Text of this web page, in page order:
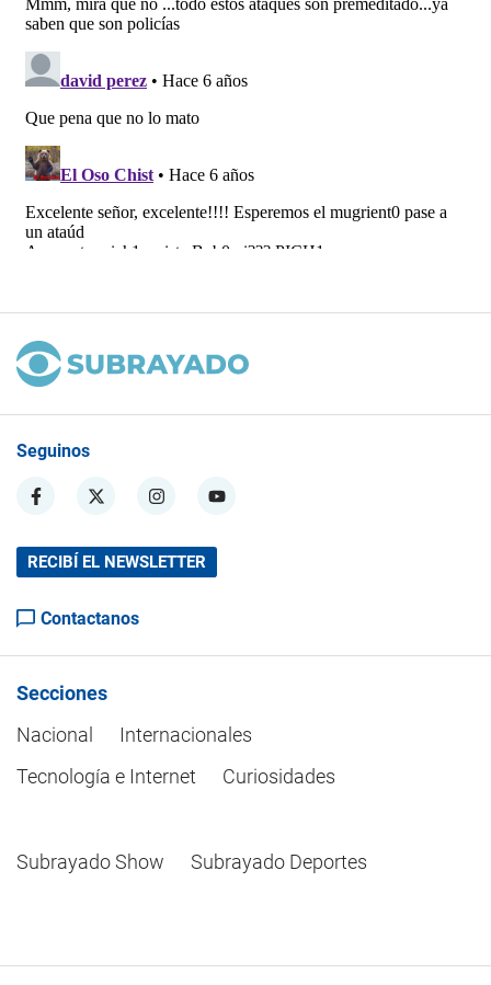
Seguinos
RECIBÍ EL NEWSLETTER
Contactanos
Secciones
Nacional
Internacionales
Tecnología e Internet
Curiosidades
Subrayado Show Subrayado Deportes